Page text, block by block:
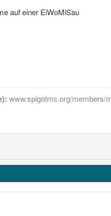
auf einer EiWoMiSau
www.spigotmc.org/members/